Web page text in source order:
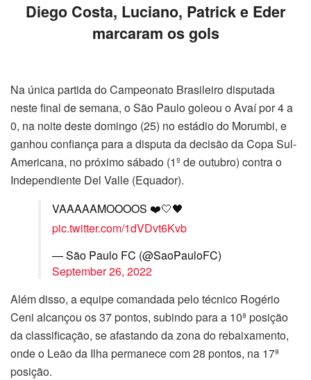
Diego Costa, Luciano, Patrick e Eder
marcaram os gols
Na única partida do Campeonato Brasileiro disputada
neste final de semana, o São Paulo goleou o Avaí por 4 a
0, na noite deste domingo (25) no estádio do Morumbi, e
ganhou confiança para a disputa da decisão da Copa Sul-
Americana, no próximo sábado (1º de outubro) contra o
Independiente Del Valle (Equador).
VAAAAAMOOOOS ❤️🤍🖤
pic.twitter.com/1dVDvt6Kvb
— São Paulo FC (@SaoPauloFC)
September 26, 2022
Além disso, a equipe comandada pelo técnico Rogério
Ceni alcançou os 37 pontos, subindo para a 10ª posição
da classificação, se afastando da zona do rebaixamento,
onde o Leão da Ilha permanece com 28 pontos, na 17ª
posição.